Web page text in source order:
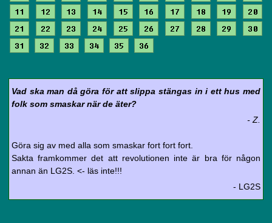
11
12 13 14 15 16 17 18 19
20
21
22 23 24 25 26 27 28 29
30
31
32 33 34 35 36
Vad ska man då göra för att slippa stängas in i ett hus med
folk som smaskar när de äter?
- Z.
Göra sig av med alla som smaskar fort fort fort.
Sakta framkommer det att revolutionen inte är bra för någon
annan än LG2S. <- läs inte!!!
- LG2S